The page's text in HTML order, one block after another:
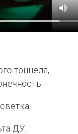
тоннеля,
ДУ.